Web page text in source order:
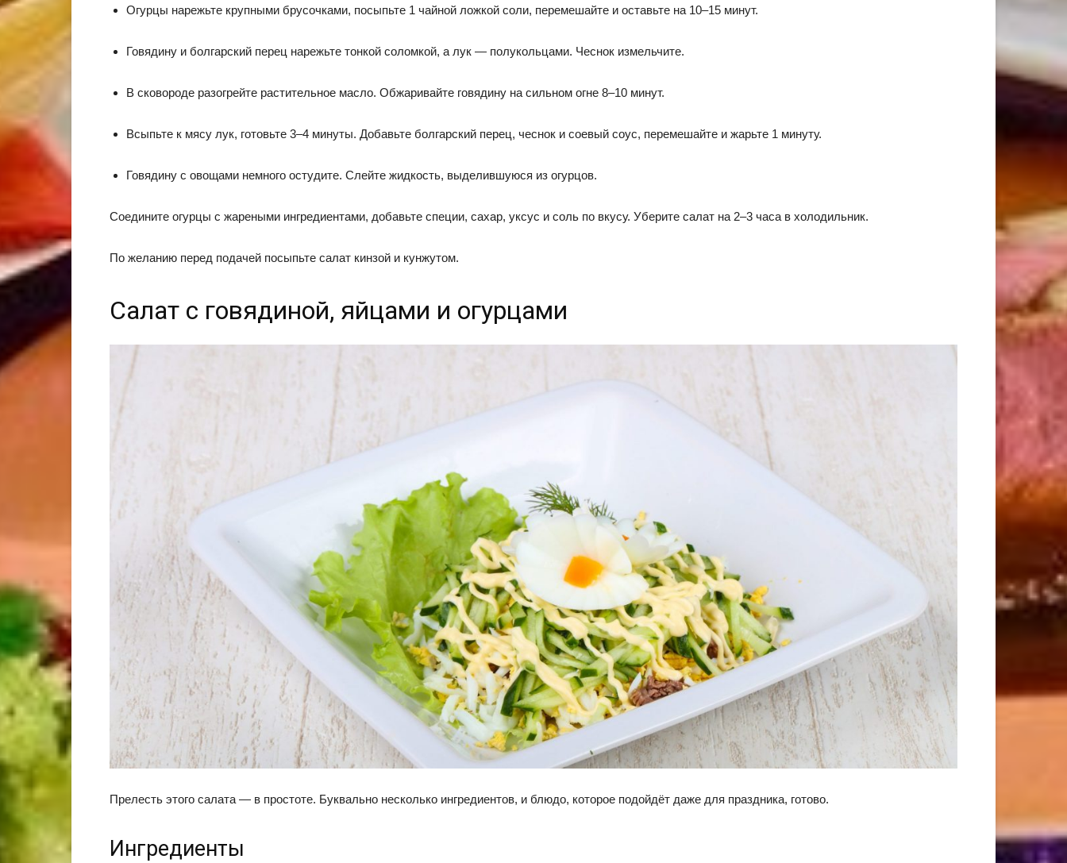
Огурцы нарежьте крупными брусочками, посыпьте 1 чайной ложкой соли, перемешайте и оставьте на 10–15 минут.
Говядину и болгарский перец нарежьте тонкой соломкой, а лук — полукольцами. Чеснок измельчите.
В сковороде разогрейте растительное масло. Обжаривайте говядину на сильном огне 8–10 минут.
Всыпьте к мясу лук, готовьте 3–4 минуты. Добавьте болгарский перец, чеснок и соевый соус, перемешайте и жарьте 1 минуту.
Говядину с овощами немного остудите. Слейте жидкость, выделившуюся из огурцов.
Соедините огурцы с жареными ингредиентами, добавьте специи, сахар, уксус и соль по вкусу. Уберите салат на 2–3 часа в холодильник.
По желанию перед подачей посыпьте салат кинзой и кунжутом.
Салат с говядиной, яйцами и огурцами
Прелесть этого салата — в простоте. Буквально несколько ингредиентов, и блюдо, которое подойдёт даже для праздника, готово.
Ингредиенты